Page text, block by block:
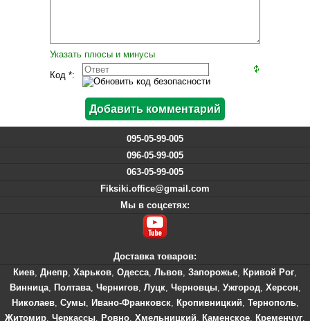
Указать плюсы и минусы
Код *:
095-05-99-005
096-05-99-005
063-05-99-005
Fiksiki.office@gmail.com
Мы в соцсетях:
Доставка товаров:
Киев, Днепр, Харьков, Одесса, Львов, Запорожье, Кривой Рог,
Винница, Полтава, Чернигов, Луцк, Черновцы, Ужгород, Херсон,
Николаев, Сумы, Ивано-Франковск, Кропивницкий, Тернополь,
Житомир, Черкассы, Ровно, Хмельницкий, Каменское, Кременчуг,